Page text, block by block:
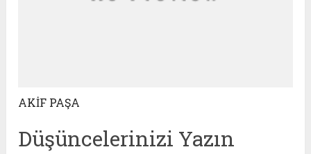
AKİF PAŞA
Düşüncelerinizi Yazın